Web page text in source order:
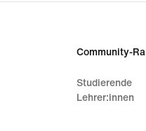
Community-
Studierende
Lehrer:innen